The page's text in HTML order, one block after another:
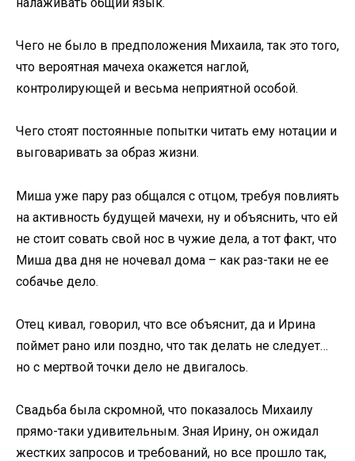
Чего не было в предположения Михаила, так это того,
что вероятная мачеха окажется наглой,
контролирующей и весьма неприятной особой.
Чего стоят постоянные попытки читать ему нотации и
выговаривать за образ жизни.
Миша уже пару раз общался с отцом, требуя повлиять
на активность будущей мачехи, ну и объяснить, что ей
не стоит совать свой нос в чужие дела, а тот факт, что
Миша два дня не ночевал дома – как раз-таки не ее
собачье дело.
Отец кивал, говорил, что все объяснит, да и Ирина
поймет рано или поздно, что так делать не следует…
но с мертвой точки дело не двигалось.
Свадьба была скромной, что показалось Михаилу
прямо-таки удивительным. Зная Ирину, он ожидал
жестких запросов и требований, но все прошло так,